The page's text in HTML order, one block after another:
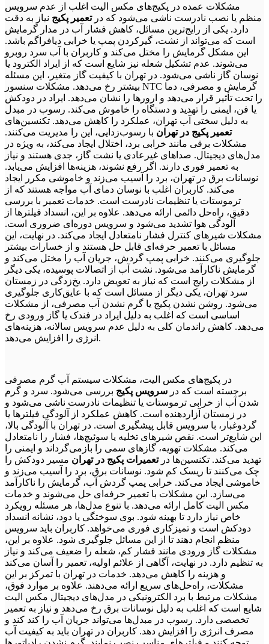
مشکلات عمده در پکیج‌های مکس الیت اغلب از عدم سرویس
منظم یا نصب نادرست ناشی می‌شود که درتعمیر پکیج نیاز به دقت
دارد. یکی از رایج‌ترین مسائل، کاهش فشار آب در مدار گرمایش
است که می‌تواند از نشت، گیرکردن پمپ یا خرابی دیافراگم باشد.
این مشکل گرمایش را مختل می‌کند و کاربران با آب سرد روبرو
می‌شوند. عدم تشکیل شعله نیز شایع است که از ایراد الکترود یا
نوسان گاز ناشی می‌شود. در تهران با کیفیت گاز متغیر، این مسئله
بیشتر رخ می‌دهد. مشکلات سنسور NTC گرمایش و مصرفی، دما
را تحت تأثیر قرار می‌دهد و ارورها را نشان می‌دهد. ایراد در دودکش
یا فن، ایمنی را تهدید و دستگاه را خاموش می‌کند. رسوب در مبدل
به دلیل سختی آب تهران، عملکرد را کاهش می‌دهد. تکنسین‌های
تعمیر پکیج در تهران با رسوب‌زدایی، این را مدیریت می‌کنند.
مشکلات برقی مانند خرابی برد، اختلال ایجاد می‌کند، به ویژه در
مدل‌های دیجیتال. صداهای غیرعادی یا نشت گاز، جدی هستند و نیاز
به تعمیر فوری دارند. اگر رفع نشوند، هزینه‌ها افزایش می‌یابد.
نوسانات برق در تهران، برد را آسیب می‌زند و خاموشی مکرر ایجاد
می‌کند. کاربران اغلب با نوسان دمای آب مواجه هستند که از
ترموستات یا تنظیمات نادرست است. خدمات تعمیر با بررسی
دقیق، راه‌حل دائمی ارائه می‌دهد. علاوه بر این، انسداد فیلترها از
آلودگی هوا تشدید می‌شود و سرویس دوره‌ای ضروری است.
مشکلات شیرهای کنترل فشار نامتعادل ایجاد می‌کند. در نهایت، این
مسائل با تعمیر حرفه‌ای قابل حل هستند و از خسارات بیشتر
جلوگیری می‌کنند. خرابی پمپ گردش، جریان آب را مختل می‌کند و
گرمایش ناکارآمد می‌شود. نشت آب از اتصالات پوسیده، یکی دیگر
از مشکلات رایج است که نیاز به تعویض دارد. یخ‌زدگی در زمستان
سرد تهران، یکی دیگر از مسائل است که با عایق‌کاری جلوگیری
می‌شود. روشن نشدن پکیج یا گرم نشدن آب مصرفی، از مشکلات
اساسی است که اغلب به دلیل ایراد در فندک یا گاز ورودی رخ
می‌دهد. کاهش راندمان کلی به دلیل عدم سرویس سالانه، هزینه‌های
انرژی را افزایش می‌دهد.
در پکیج‌های مکس الیت، مشکلات سیستم آب گرم مصرفی
برجسته است که در سرویس پکیج بررسی می‌شود. سرد و گرم
شدن آب از خرابی ترموستات یا تنظیمات نادرست ناشی می‌شود و
در زمستان آزاردهنده است. کاهش عملکرد از آلودگی فیلترها یا
گردوغبار، با سرویس قابل پیشگیری است. در تهران با آلودگی بالا،
این شایع‌تر است. نقص شیرهای تخلیه یا سوئیچ‌ها، فشار را نامتعادل
می‌کند. مشکلات تهویه، گازهای سمی را بازمی‌گرداند و ایمنی را
تهدید می‌کند. تکنسین‌ها درتعمیرات پکیج در تهران مسیر دودکش را
چک می‌کنند تا ریسک کم شود. نوسانات برق، برد را آسیب می‌زند و
خاموشی ایجاد می‌کند. خرابی پمپ گردش آب، گرمایش را ناکارآمد
می‌سازد. این مشکلات با تعمیر حرفه‌ای حل می‌شوند و خدمات
مکس الیت کامل ارائه می‌دهد. با تنوع مدل‌ها، هر مسئله رویکرد
خاص نیاز دارد تا بهینه شود. بوی سوختگی یا دود، نشانه انسداد
دودکش است و تمیزکاری فوری می‌خواهد. کاربران باید سرویس
منظم انجام دهند تا از این مسائل جلوگیری شود. علاوه بر این،
مشکلات گاز ورودی مانند فشار کم، شعله را ضعیف می‌کند و نیاز
به تنظیم دارد. در نهایت، آگاهی از علائم اولیه، تعمیر را آسان می‌کند
و هزینه را کاهش می‌دهد. خدمات در تهران با تمرکز بر این
مشکلات، راه‌حل‌های سریع ارائه می‌دهند. علاوه بر موارد فوق،
مشکلات مرتبط با برد الکترونیکی در مدل‌های دیجیتال مکس الیت
شایع است که اغلب به دلیل نوسانات برق رخ می‌دهد و نیاز به تعمیر
تخصصی دارد. رسوب در مبدل‌ها می‌تواند جریان آب را کند کند و
مصرف انرژی را افزایش دهد. کاربران در تهران باید به کیفیت آب